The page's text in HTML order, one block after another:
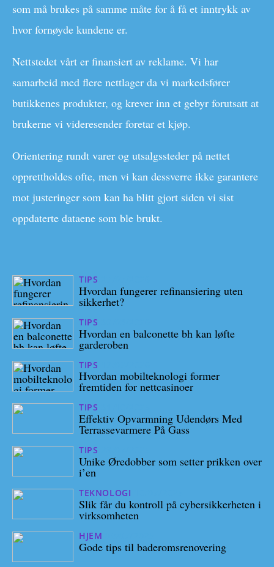
som må brukes på samme måte for å få et inntrykk av
hvor fornøyde kundene er.
Nettstedet vårt er finansiert av reklame. Vi har
samarbeid med flere nettlager da vi markedsfører
butikkenes produkter, og krever inn et gebyr forutsatt at
brukerne vi videresender foretar et kjøp.
Orientering rundt varer og utsalgssteder på nettet
opprettholdes ofte, men vi kan dessverre ikke garantere
mot justeringer som kan ha blitt gjort siden vi sist
oppdaterte dataene som ble brukt.
TIPS
Hvordan fungerer refinansiering uten
sikkerhet?
TIPS
Hvordan en balconette bh kan løfte
garderoben
TIPS
Hvordan mobilteknologi former
fremtiden for nettcasinoer
TIPS
Effektiv Opvarmning Udendørs Med
Terrassevarmere På Gass
TIPS
Unike Øredobber som setter prikken over
i’en
TEKNOLOGI
Slik får du kontroll på cybersikkerheten i
virksomheten
HJEM
Gode tips til baderomsrenovering